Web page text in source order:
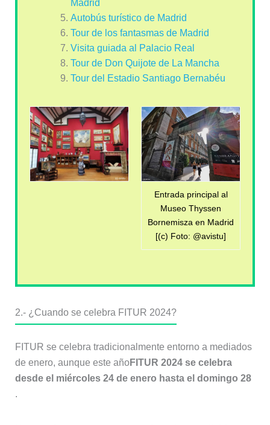
Madrid
Autobús turístico de Madrid
Tour de los fantasmas de Madrid
Visita guiada al Palacio Real
Tour de Don Quijote de La Mancha
Tour del Estadio Santiago Bernabéu
Entrada principal al
Museo Thyssen
Bornemisza en Madrid
[(c) Foto: @avistu]
2.- ¿Cuando se celebra FITUR 2024?
FITUR se celebra tradicionalmente entorno a mediados
de enero, aunque este añoFITUR 2024 se celebra
desde el miércoles 24 de enero hasta el domingo 28
.